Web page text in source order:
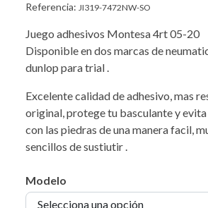
Referencia: JI319-7472NW-SO
Juego adhesivos Montesa 4rt 05-20
Disponible en dos marcas de
dunlop para trial .
Excelente calidad de adhesivo, mas
original, protege tu basculante y
con las piedras de una manera facil,
sencillos de sustiutir .
Modelo